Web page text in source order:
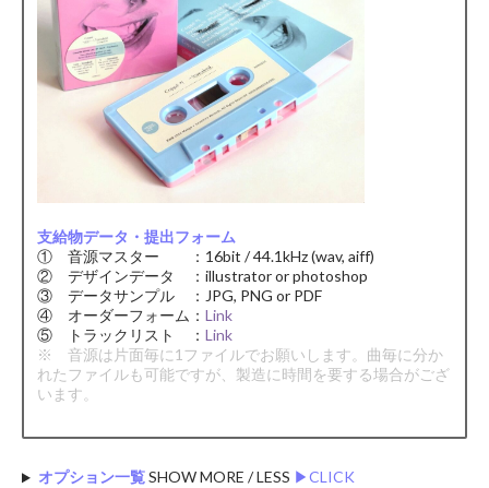
支給物データ・提出フォーム
① 音源マスター ：16bit / 44.1kHz (wav, aiff)
② デザインデータ ：illustrator or photoshop
③ データサンプル ：JPG, PNG or PDF
④ オーダーフォーム： Link
⑤ トラックリスト ： Link
※ 音源は片面毎に1ファイルでお願いします。曲毎に分か
れたファイルも可能ですが、製造に時間を要する場合がござ
います。
オプション一覧SHOW MORE / LESS ▶︎CLICK